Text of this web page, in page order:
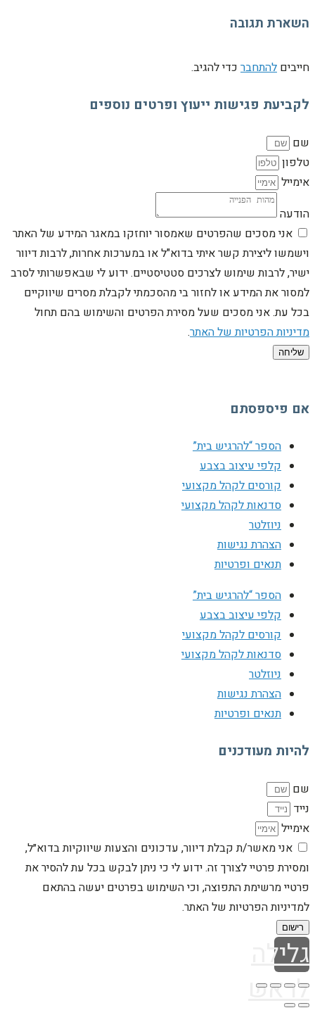
השארת תגובה
חייבים להתחבר כדי להגיב.
לקביעת פגישות ייעוץ ופרטים נוספים
שם
טלפון
אימייל
הודעה
אני מסכים שהפרטים שאמסור יוחזקו במאגר המידע של האתר
וישמשו ליצירת קשר איתי בדוא"ל או במערכות אחרות, לרבות דיוור
ישיר, לרבות שימוש לצרכים סטטיסטיים. ידוע לי שבאפשרותי לסרב
למסור את המידע או לחזור בי מהסכמתי לקבלת מסרים שיווקיים
בכל עת. אני מסכים שעל מסירת הפרטים והשימוש בהם תחול
מדיניות הפרטיות של האתר.
שליחה
אם פיספסתם
הספר “להרגיש בית”
קלפי עיצוב בצבע
קורסים לקהל מקצועי
סדנאות לקהל מקצועי
ניוזלטר
הצהרת נגישות
תנאים ופרטיות
הספר “להרגיש בית”
קלפי עיצוב בצבע
קורסים לקהל מקצועי
סדנאות לקהל מקצועי
ניוזלטר
הצהרת נגישות
תנאים ופרטיות
להיות מעודכנים
שם
נייד
אימייל
אני מאשר/ת קבלת דיוור, עדכונים והצעות שיווקיות בדוא״ל,
ומסירת פרטיי לצורך זה. ידוע לי כי ניתן לבקש בכל עת להסיר את
פרטיי מרשימת התפוצה, וכי השימוש בפרטים יעשה בהתאם
למדיניות הפרטיות של האתר.
רישום
גלילה
לראש